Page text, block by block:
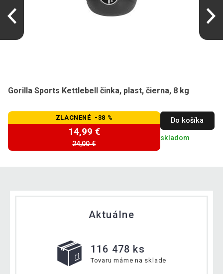
Gorilla Sports Kettlebell činka, plast, čierna, 8 kg
ZLACNENÉ -38 %
14,99 €
24,00 €
Do košíka
skladom
Aktuálne
116 478 ks
Tovaru máme na sklade